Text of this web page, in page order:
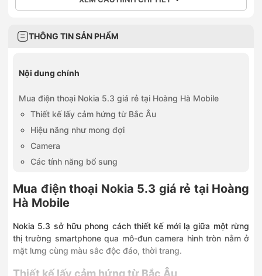
THÔNG TIN SẢN PHẨM
Nội dung chính
Mua điện thoại Nokia 5.3 giá rẻ tại Hoàng Hà Mobile
Thiết kế lấy cảm hứng từ Bắc Âu
Hiệu năng như mong đợi
Camera
Các tính năng bổ sung
Mua điện thoại Nokia 5.3 giá rẻ tại Hoàng
Hà Mobile
Nokia 5.3 sở hữu phong cách thiết kế mới lạ giữa một rừng
thị trường smartphone qua mô-đun camera hình tròn nằm ở
mặt lưng cùng màu sắc độc đáo, thời trang.
Thiết kế lấy cảm hứng từ Bắc Âu